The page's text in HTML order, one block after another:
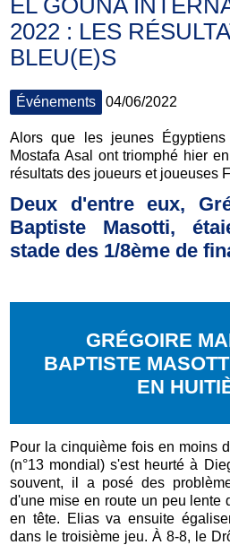
2022 : LES
BLEU(E)S
Événements 04/06/2022
Alors que les jeunes
Mostafa Asal ont triomphé hier
résultats des joueurs et joueuses
Deux d'entre eux,
Baptiste Masotti,
stade des 1/8ème de
GRÉGOIRE
BAPTISTE
EN
Pour la cinquième fois en moins
(n°13 mondial) s'est heurté à
souvent, il a posé des
d'une mise en route un peu lente
en tête. Elias va ensuite
dans le troisième jeu. À 8-8, le